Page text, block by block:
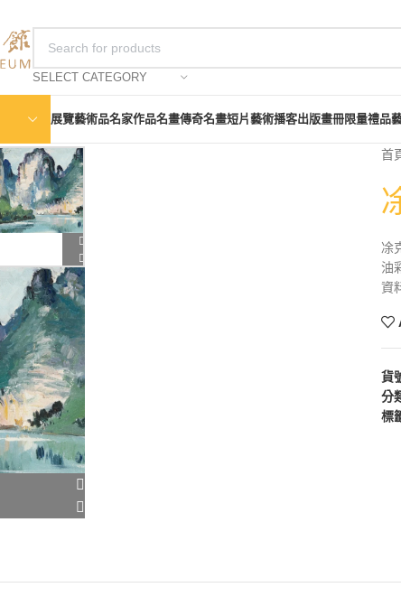
SELECT CATEGORY
展覽藝術品名家作品名畫傳奇名畫短片藝術播客出版畫冊限量禮品
首
凃
油
資
貨
分
標